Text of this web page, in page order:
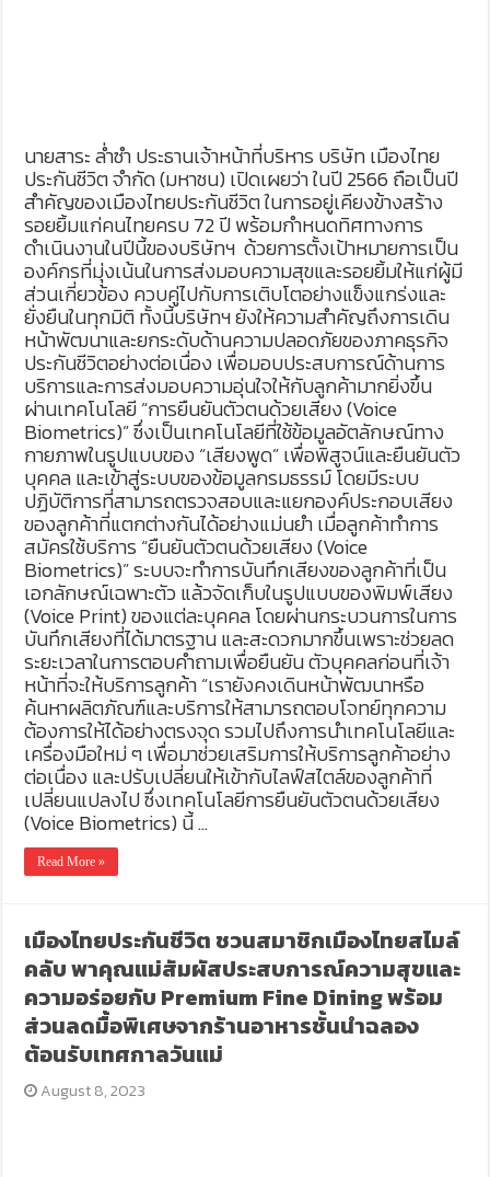
นายสาระ ล่ำซำ ประธานเจ้าหน้าที่บริหาร บริษัท เมืองไทย
ประกันชีวิต จำกัด (มหาชน) เปิดเผยว่า ในปี 2566 ถือเป็นปี
สำคัญของเมืองไทยประกันชีวิต ในการอยู่เคียงข้างสร้าง
รอยยิ้มแก่คนไทยครบ 72 ปี พร้อมกำหนดทิศทางการ
ดำเนินงานในปีนี้ของบริษัทฯ ด้วยการตั้งเป้าหมายการเป็น
องค์กรที่มุ่งเน้นในการส่งมอบความสุขและรอยยิ้มให้แก่ผู้มี
ส่วนเกี่ยวข้อง ควบคู่ไปกับการเติบโตอย่างแข็งแกร่งและ
ยั่งยืนในทุกมิติ ทั้งนี้บริษัทฯ ยังให้ความสำคัญถึงการเดิน
หน้าพัฒนาและยกระดับด้านความปลอดภัยของภาคธุรกิจ
ประกันชีวิตอย่างต่อเนื่อง เพื่อมอบประสบการณ์ด้านการ
บริการและการส่งมอบความอุ่นใจให้กับลูกค้ามากยิ่งขึ้น
ผ่านเทคโนโลยี “การยืนยันตัวตนด้วยเสียง (Voice
Biometrics)” ซึ่งเป็นเทคโนโลยีที่ใช้ข้อมูลอัตลักษณ์ทาง
กายภาพในรูปแบบของ “เสียงพูด” เพื่อพิสูจน์และยืนยันตัว
บุคคล และเข้าสู่ระบบของข้อมูลกรมธรรม์ โดยมีระบบ
ปฏิบัติการที่สามารถตรวจสอบและแยกองค์ประกอบเสียง
ของลูกค้าที่แตกต่างกันได้อย่างแม่นยำ เมื่อลูกค้าทำการ
สมัครใช้บริการ “ยืนยันตัวตนด้วยเสียง (Voice
Biometrics)” ระบบจะทำการบันทึกเสียงของลูกค้าที่เป็น
เอกลักษณ์เฉพาะตัว แล้วจัดเก็บในรูปแบบของพิมพ์เสียง
(Voice Print) ของแต่ละบุคคล โดยผ่านกระบวนการในการ
บันทึกเสียงที่ได้มาตรฐาน และสะดวกมากขึ้นเพราะช่วยลด
ระยะเวลาในการตอบคำถามเพื่อยืนยัน ตัวบุคคลก่อนที่เจ้า
หน้าที่จะให้บริการลูกค้า “เรายังคงเดินหน้าพัฒนาหรือ
ค้นหาผลิตภัณฑ์และบริการให้สามารถตอบโจทย์ทุกความ
ต้องการให้ได้อย่างตรงจุด รวมไปถึงการนำเทคโนโลยีและ
เครื่องมือใหม่ ๆ เพื่อมาช่วยเสริมการให้บริการลูกค้าอย่าง
ต่อเนื่อง และปรับเปลี่ยนให้เข้ากับไลฟ์สไตล์ของลูกค้าที่
เปลี่ยนแปลงไป ซึ่งเทคโนโลยีการยืนยันตัวตนด้วยเสียง
(Voice Biometrics) นี้ …
Read More »
เมืองไทยประกันชีวิต ชวนสมาชิกเมืองไทยสไมล์
คลับ พาคุณแม่สัมผัสประสบการณ์ความสุขและ
ความอร่อยกับ Premium Fine Dining พร้อม
ส่วนลดมื้อพิเศษจากร้านอาหารชั้นนำฉลอง
ต้อนรับเทศกาลวันแม่
August 8, 2023